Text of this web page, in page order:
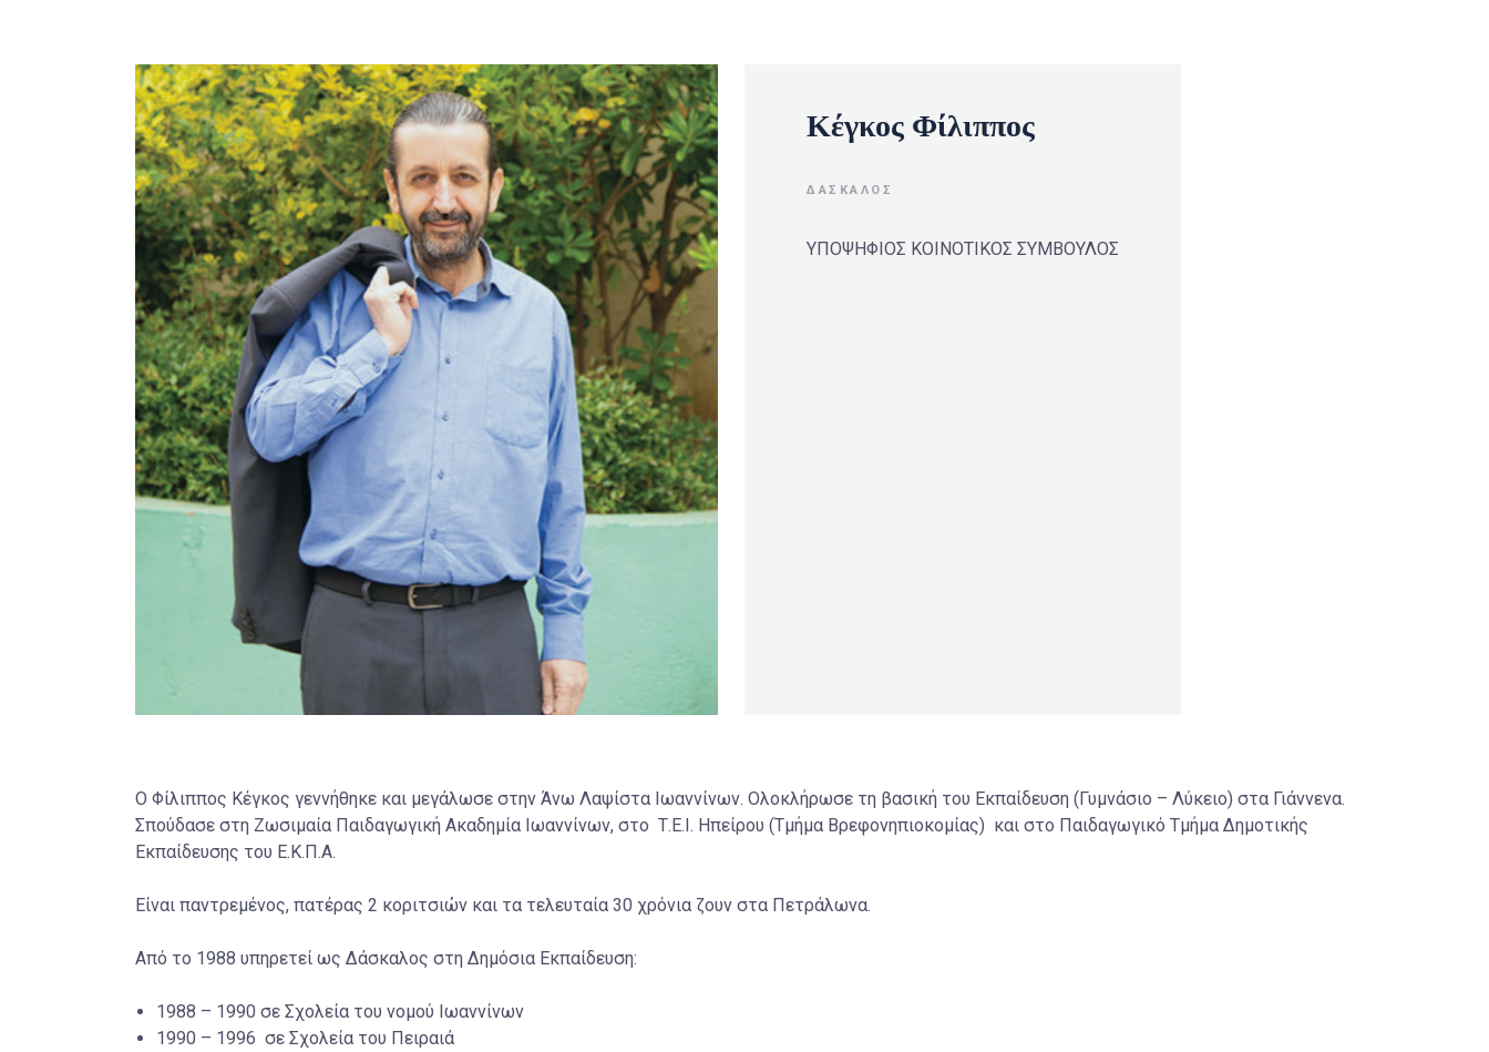
Κέγκος Φίλιππος
ΔΆΣΚΑΛΟΣ
ΥΠΟΨΗΦΙΟΣ ΚΟΙΝΟΤΙΚΟΣ ΣΥΜΒΟΥΛΟΣ
Ο Φίλιππος Κέγκος γεννήθηκε και μεγάλωσε στην Άνω Λαψίστα Ιωαννίνων. Ολοκλήρωσε τη βασική του Εκπαίδευση (Γυμνάσιο – Λύκειο) στα Γιάννενα.
Σπούδασε στη Ζωσιμαία Παιδαγωγική Ακαδημία Ιωαννίνων, στο Τ.Ε.Ι. Ηπείρου (Τμήμα Βρεφονηπιοκομίας) και στο Παιδαγωγικό Τμήμα Δημοτικής
Εκπαίδευσης του Ε.Κ.Π.Α.
Είναι παντρεμένος, πατέρας 2 κοριτσιών και τα τελευταία 30 χρόνια ζουν στα Πετράλωνα.
Από το 1988 υπηρετεί ως Δάσκαλος στη Δημόσια Εκπαίδευση:
1988 – 1990 σε Σχολεία του νομού Ιωαννίνων
1990 – 1996 σε Σχολεία του Πειραιά